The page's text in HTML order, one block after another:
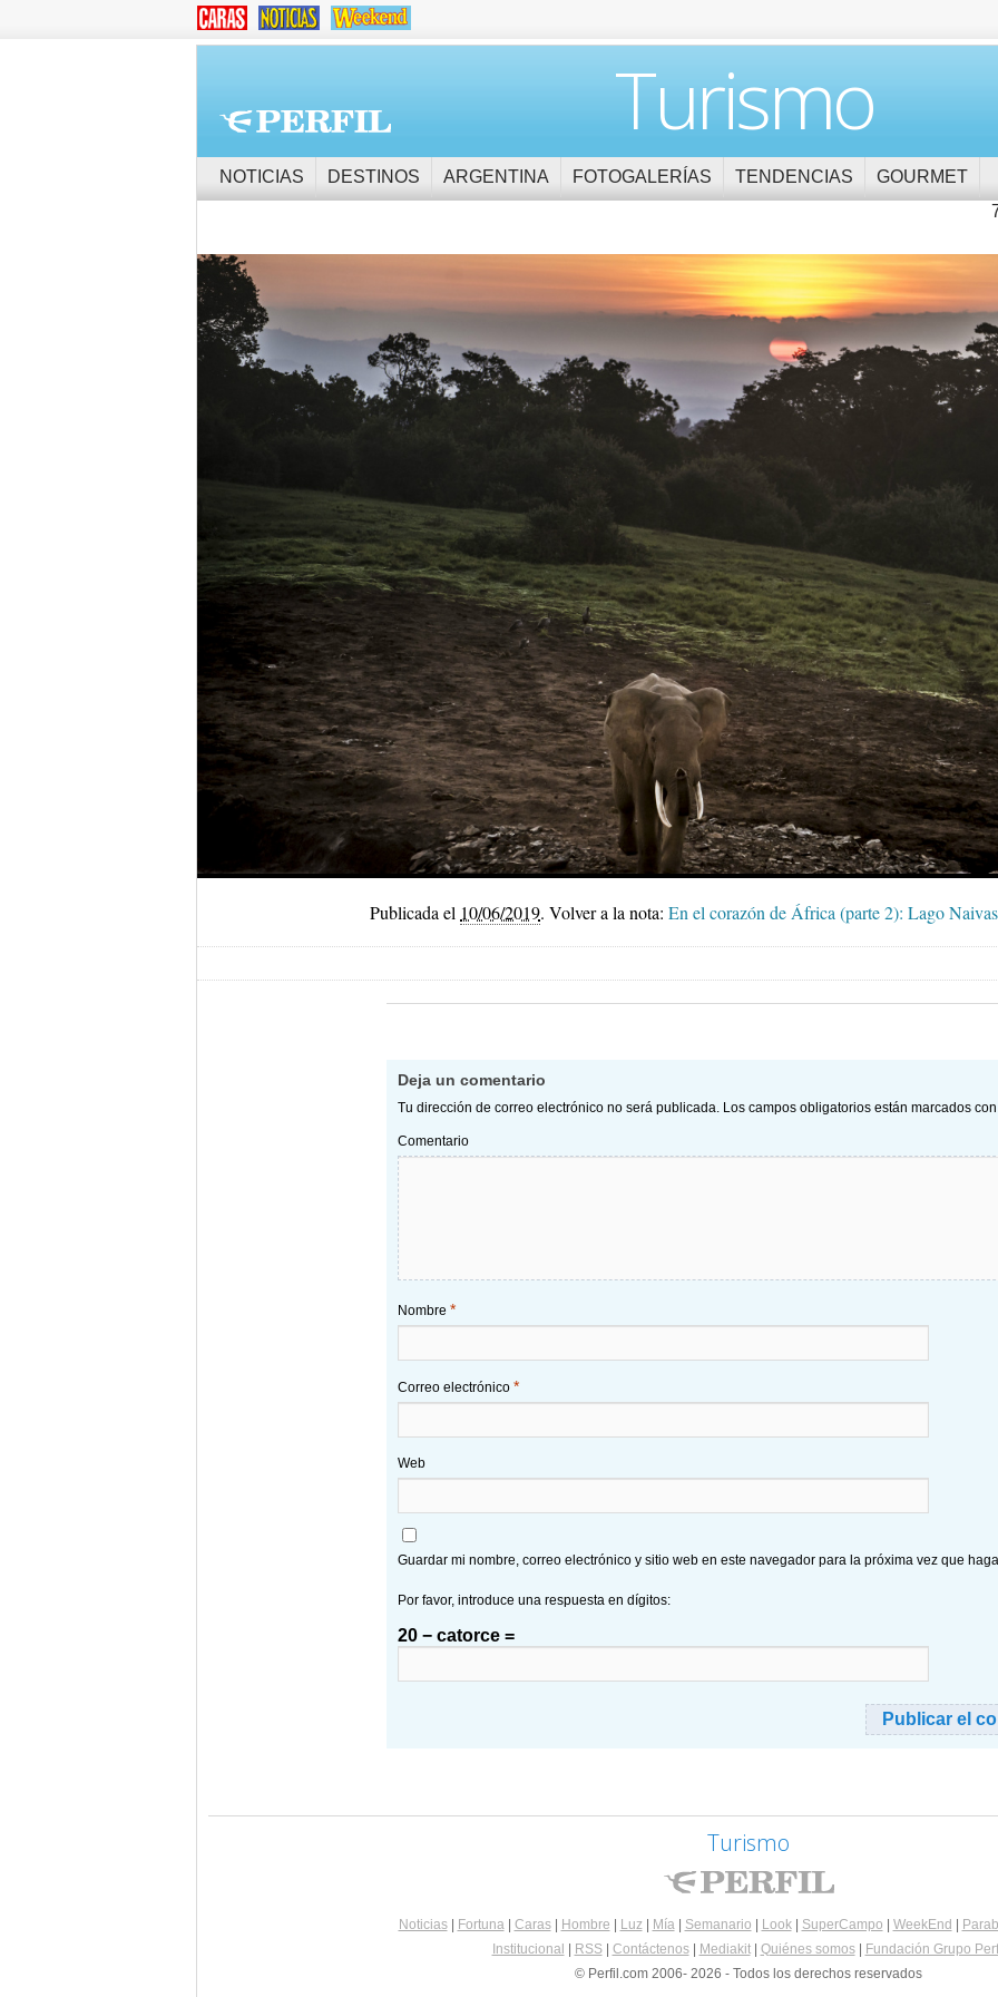
Turismo
NOTICIAS DESTINOS ARGENTINA FOTOGALERÍAS TENDENCIAS
GOURMET
Publicada el 10/06/2019. Volver a la nota: En el corazón de África (parte 2): Lago
Deja un comentario
Tu dirección de correo electrónico no será publicada. Los campos obligatorios están marcados
Comentario
Nombre *
Correo electrónico *
Web
Guardar mi nombre, correo electrónico y sitio web en este navegador para la próxima vez que
Por favor, introduce una respuesta en dígitos:
20 − catorce =
Turismo
Noticias| Fortuna| Caras| Hombre Luz| Mía| Semanario Look| SuperCampo WeekEnd
Institucional
RSS| Contáctenos| Mediakit| Quiénes somos|
Fundación Grupo
© Perfil.com 2006- 2026 - Todos los derechos reservados